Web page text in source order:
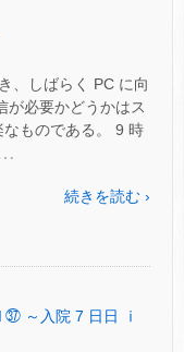
、しばらく PC に向
が必要かどうかはス
ものである。 9 時
続きを読む ›
㊲ ～入院 7 日日 ⅰ